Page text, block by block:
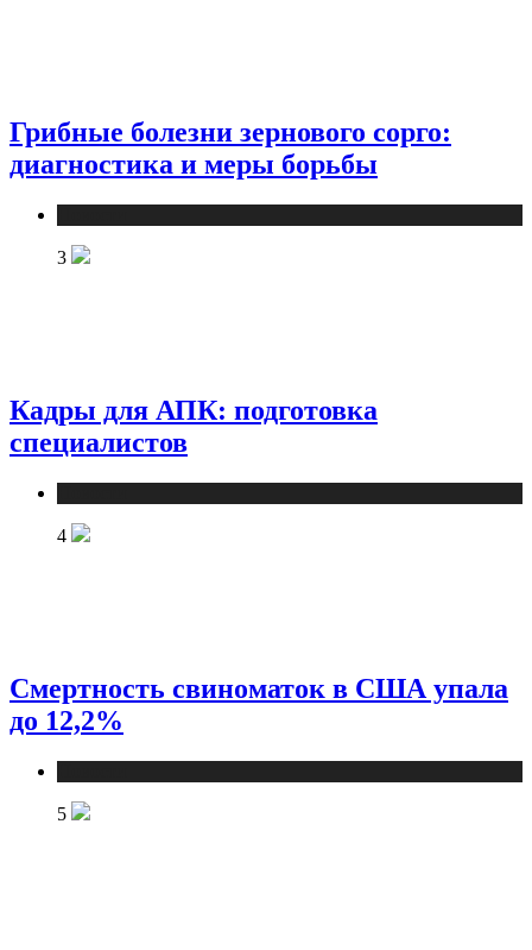
Грибные болезни зернового сорго:
диагностика и меры борьбы
3
Кадры для АПК: подготовка
специалистов
4
Смертность свиноматок в США упала
до 12,2%
5